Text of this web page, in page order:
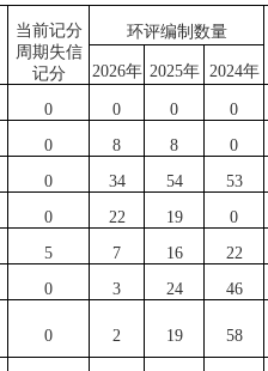
当前记分
周期失信
记分
环评编制数量
2026年 2025年 2024年
0 0 0 0
0 8 8 0
0 34 54 53
0 22 19 0
5 7 16 22
0 3 24 46
0 2 19 58